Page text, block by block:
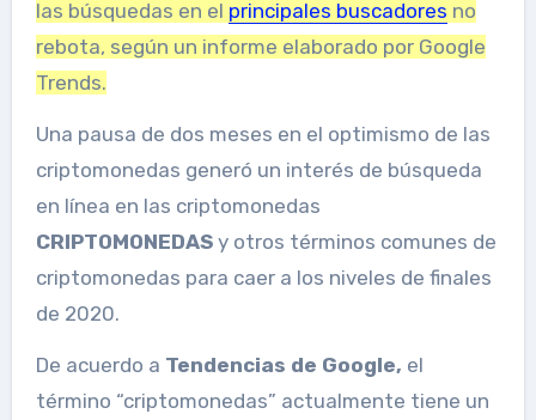
las búsquedas en el principales buscadores no
rebota, según un informe elaborado por Google
Trends.
Una pausa de dos meses en el optimismo de las
criptomonedas generó un interés de búsqueda
en línea en las criptomonedas
CRIPTOMONEDASy otros términos comunes de
criptomonedas para caer a los niveles de finales
de 2020.
De acuerdo a Tendencias de Google, el
término “criptomonedas” actualmente tiene un